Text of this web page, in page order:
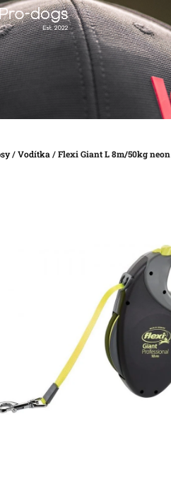
/Vodítka/Flexi Giant L 8m/50kg neon